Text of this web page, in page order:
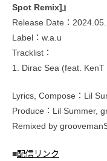
Spot Remix]』
Release Date：
Label：w.a.u
Tracklist：
1. Dirac Sea (feat.
Lyrics, Compose：Lil
Produce：Lil Summer,
Remixed by
■配信リンク